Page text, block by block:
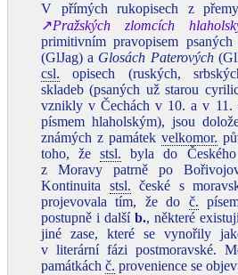
V přímých rukopisech z
↗Pražských zlomcích
primitivním pravopisem psaných
(GlJag) a Glosách Paterových
csl. opisech (ruských,
skladeb (psaných už starou
vznikly v Čechách v 10. a v 11.
písmem hlaholským), jsou
známých z památekvelkomor.
toho, žestsl. byla do
z Moravy patrně po
Kontinuita stsl. české s
projevovala tím, že do č.
postupně i dalšíb., některé
jiné zase, které se vynořily
v literární fázi postmoravské.
památkách č. provenience se